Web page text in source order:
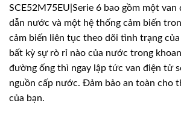
SCE52M75EU|Serie 6 bao gồm một
dẫn nước và một hệ thống cảm biến
cảm biến liên tục theo dõi tình trạng
bất kỳ sự rò rỉ nào của nước trong
đường ống thì ngay lập tức van điện tử
nguồn cấp nước. Đảm bảo an toàn cho
của bạn.